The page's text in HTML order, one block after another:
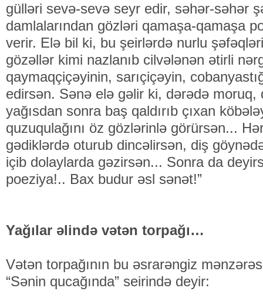
gülləri sevə-sevə seyr edir, səhər-səhər
damlalarından gözləri qamaşa-qamaşa
verir. Elə bil ki, bu şeirlərdə nurlu
gözəllər kimi nazlanıb cilvələnən ətirli
qaymaqçiçəyinin, sarıçiçəyin,
edirsən. Sənə elə gəlir ki, dərədə
yağısdan sonra baş qaldırıb çıxan
quzuqulağını öz gözlərinlə görürsən...
gədiklərdə oturub dincəlirsən, diş
içib dolaylarda gəzirsən... Sonra da
poeziya!.. Bax budur əsl sənət!”
Yağılar əlində vətən torpağı…
Vətən torpağının bu əsrarəngiz
“Sənin qucağında” seirində deyir: